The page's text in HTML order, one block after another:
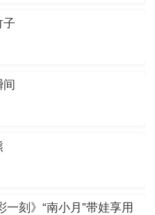
子
间
一刻》“南小月”带娃享用